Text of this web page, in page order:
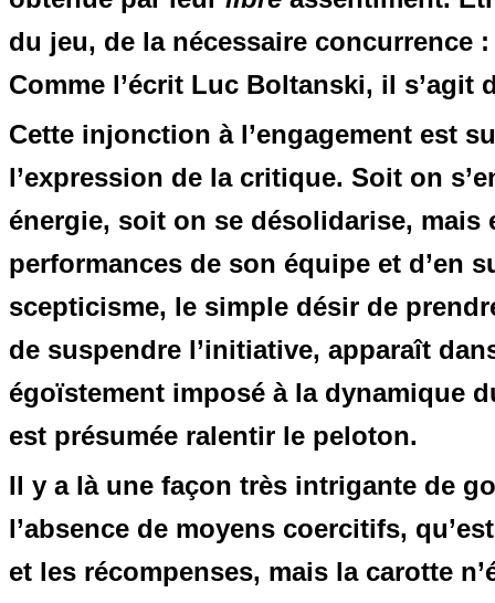
du jeu, de la nécessaire concurrence
Comme l’écrit Luc Boltanski, il
Cette injonction à l’engagement est
l’expression de la critique. Soit on
énergie, soit on se désolidarise,
performances de son équipe et d’en
scepticisme, le simple désir de
de suspendre l’initiative, apparaît
égoïstement imposé à la dynamique
est présumée ralentir le peloton.
Il y a là une façon très intrigante de
l’absence de moyens coercitifs,
et les récompenses, mais la carotte